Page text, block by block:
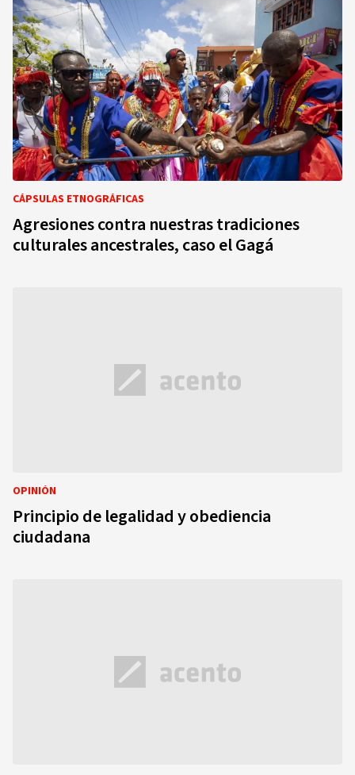
CÁPSULAS ETNOGRÁFICAS
Agresiones contra nuestras tradiciones
culturales ancestrales, caso el Gagá
OPINIÓN
Principio de legalidad y obediencia
ciudadana